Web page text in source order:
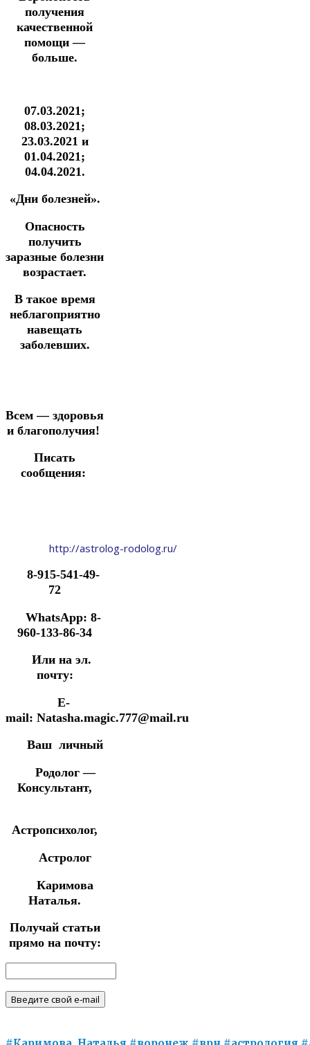
получения
качественной
помощи —
больше.
07.03.2021;
08.03.2021;
23.03.2021 и
01.04.2021;
04.04.2021.
«Дни болезней».
Опасность
получить
заразные болезни
возрастает.
В такое время
неблагоприятно
навещать
заболевших.
Всем — здоровья
и благополучия!
Писать
сообщения:
http://astrolog-rodolog.ru/
8-915-541-49-
72
WhatsApp: 8-
960-133-86-34
Или на эл.
почту:
E-
mail: Natasha.magic.777@mail.ru
Ваш личный
Родолог —
Консультант,
Астропсихолог,
Астролог
Каримова
Наталья.
Получай статьи
прямо на почту: